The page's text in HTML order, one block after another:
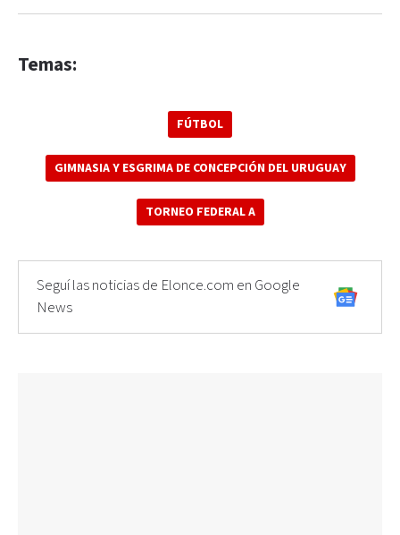
Temas:
FÚTBOL
GIMNASIA Y ESGRIMA DE CONCEPCIÓN DEL URUGUAY
TORNEO FEDERAL A
Seguí las noticias de Elonce.com en Google
News